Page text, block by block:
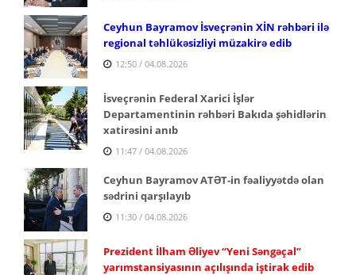
Ceyhun Bayramov İsveçrənin XİN rəhbəri ilə
regional təhlükəsizliyi müzakirə edib
12:50 / 04.08.2026
İsveçrənin Federal Xarici İşlər
Departamentinin rəhbəri Bakıda şəhidlərin
xatirəsini anıb
11:47 / 04.08.2026
Ceyhun Bayramov ATƏT-in fəaliyyətdə olan
sədrini qarşılayıb
11:30 / 04.08.2026
Prezident İlham Əliyev “Yeni Səngəçal”
yarımstansiyasının açılışında iştirak edib